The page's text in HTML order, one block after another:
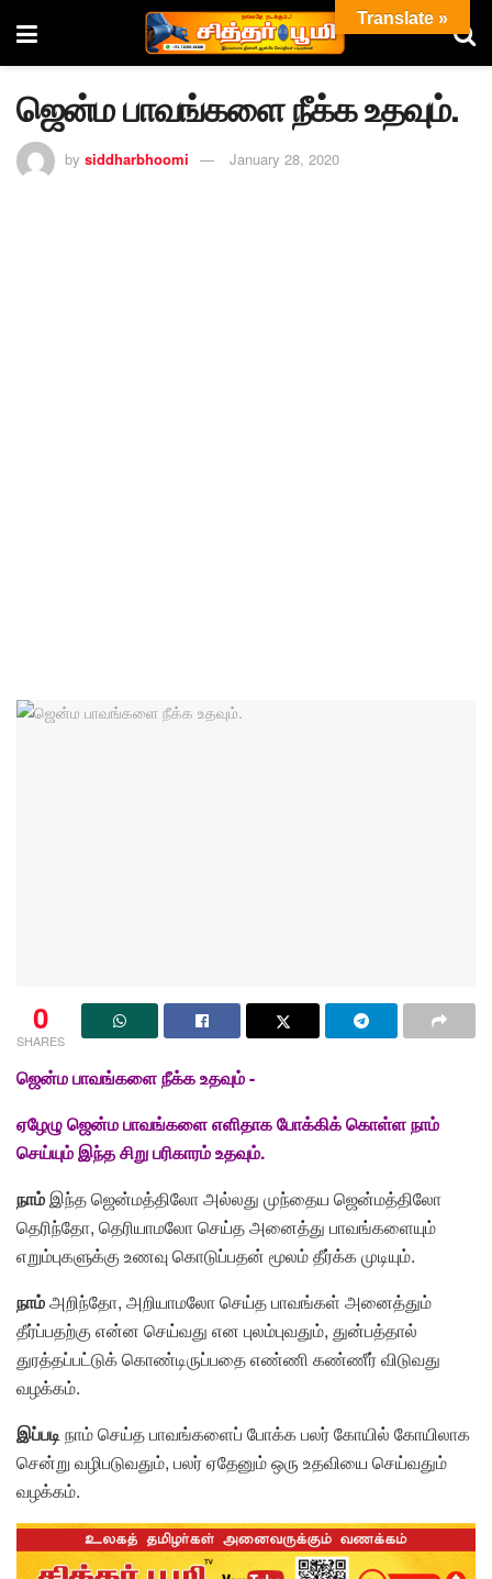
ஜென்ம பாவங்களை நீக்க உதவும்.
by siddharbhoomi January 28, 2020
0
SHARES
ஜென்ம பாவங்களை நீக்க உதவும் ​-
ஏழேழு ஜென்ம பாவங்களை எளிதாக போக்கிக் கொள்ள நாம்
செய்யும் இந்த சிறு பரிகாரம் உதவும்.
நாம்இந்த ஜென்மத்திலோ அல்லது முந்தைய ஜென்மத்திலோ
தெரிந்தோ, தெரியாமலோ செய்த அனைத்து பாவங்களையும்
எறும்புகளுக்கு உணவு கொடுப்பதன் மூலம் தீர்க்க முடியும்.
நாம்அறிந்தோ, அறியாமலோ செய்த பாவங்கள் அனைத்தும்
தீர்ப்பதற்கு என்ன செய்வது என புலம்புவதும், துன்பத்தால்
துரத்தப்பட்டுக் கொண்டிருப்பதை எண்ணி கண்ணீர் விடுவது
வழக்கம்.
இப்படிநாம் செய்த பாவங்களைப் போக்க பலர் கோயில் கோயிலாக
சென்று வழிபடுவதும், பலர் ஏதேனும் ஒரு உதவியை செய்வதும்
வழக்கம்.
Translate »